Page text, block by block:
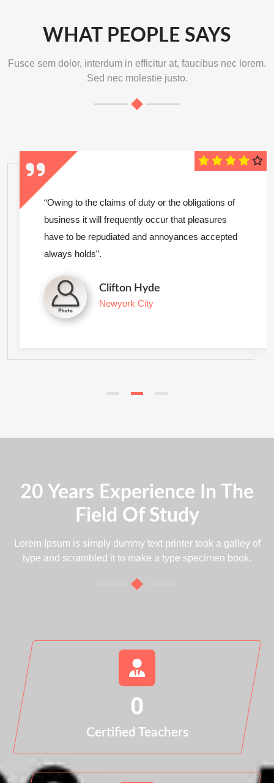
WHAT PEOPLE SAYS
Fusce sem dolor, interdum in efficitur at, faucibus nec lorem.
Sed nec molestie justo.
“Owing to the claims of duty or the obligations of
business it will frequently occur that pleasures
have to be repudiated and annoyances accepted
always holds”.
Clifton Hyde
Newyork City
20 Years Experience In The
Field Of Study
Lorem Ipsum is simply dummy text printer took a galley of
type and scrambled it to make a type specimen book.
0
Certified Teachers